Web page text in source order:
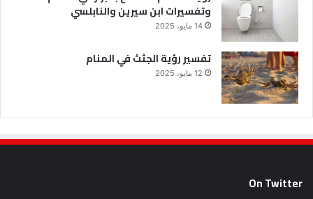
وتفسيرات ابن سيرين والنابلسي
14 مايو، 2025
تفسير رؤية الجثث في المنام
12 مايو، 2025
On Twitter